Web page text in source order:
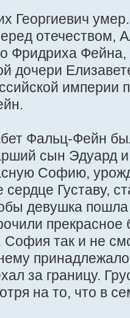
Георгиевич
отечеством,
Фридриха
дочери
империи
Фальц-Фейн
сын Эдуард и
Софию,
Густаву,
девушка
София так и не
за границу.
на то, что в